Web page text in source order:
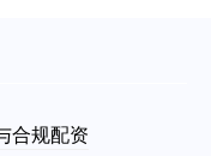
合规配资